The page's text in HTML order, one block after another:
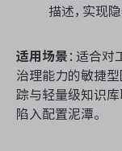
描述，实现
适用场景 ：适合
治理能力的敏捷
踪与轻量级知识库
陷入配置泥潭。